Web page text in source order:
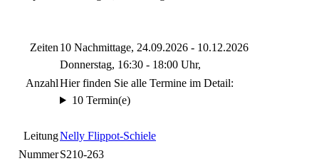
Zeiten 10 Nachmittage, 24.09.2026 - 10.12.2026
Donnerstag, 16:30 - 18:00 Uhr,
AnzahlHier finden Sie alle Termine im Detail:
10 Termin(e)
LeitungNelly Flippot-Schiele
NummerS210-263